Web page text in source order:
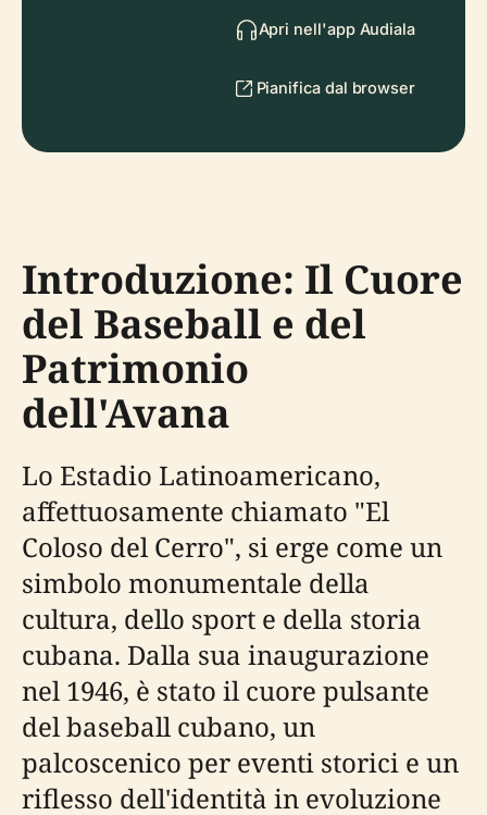
Apri nell'app Audiala
Pianifica dal browser
Introduzione: Il Cuore
del Baseball e del
Patrimonio
dell'Avana
Lo Estadio Latinoamericano,
affettuosamente chiamato "El
Coloso del Cerro", si erge come un
simbolo monumentale della
cultura, dello sport e della storia
cubana. Dalla sua inaugurazione
nel 1946, è stato il cuore pulsante
del baseball cubano, un
palcoscenico per eventi storici e un
riflesso dell'identità in evoluzione